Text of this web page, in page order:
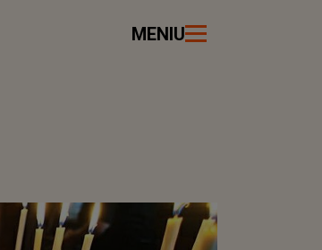
MENIU